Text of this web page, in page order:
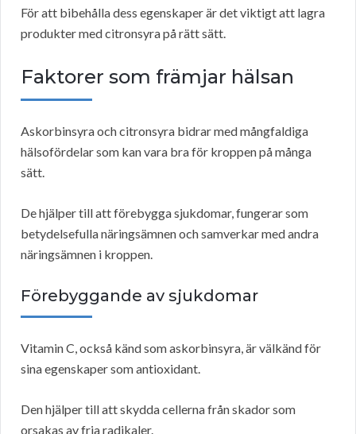
För att bibehålla dess egenskaper är det viktigt att lagra
produkter med citronsyra på rätt sätt.
Faktorer som främjar hälsan
Askorbinsyra och citronsyra bidrar med mångfaldiga
hälsofördelar som kan vara bra för kroppen på många
sätt.
De hjälper till att förebygga sjukdomar, fungerar som
betydelsefulla näringsämnen och samverkar med andra
näringsämnen i kroppen.
Förebyggande av sjukdomar
Vitamin C, också känd som askorbinsyra, är välkänd för
sina egenskaper som antioxidant.
Den hjälper till att skydda cellerna från skador som
orsakas av fria radikaler.